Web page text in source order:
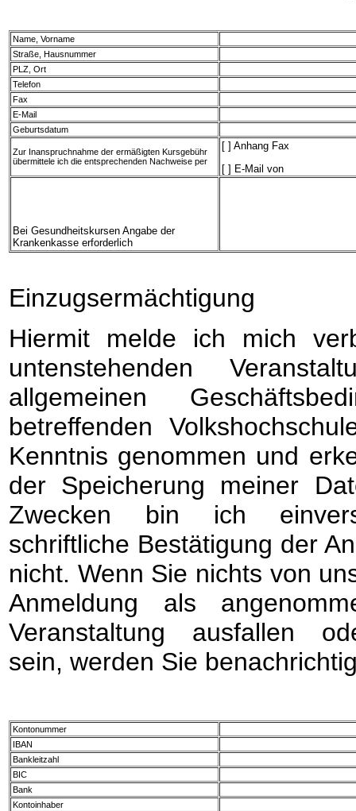
Name, Vorname
Straße, Hausnummer
PLZ, Ort
Telefon
Fax
E-Mail
Geburtsdatum
Zur Inanspruchnahme der ermäßigten Kursgebühr
übermittele ich die entsprechenden Nachweise per
[ ] Anhang Fax
[ ] E-Mail von
Bei Gesundheitskursen Angabe der
Krankenkasse erforderlich
Einzugsermächtigung
Hiermit melde ich mich
untenstehenden
allgemeinen
betreffenden
Kenntnis genommen und
der Speicherung meiner
Zwecken bin ich
schriftliche Bestätigung der
nicht. Wenn Sie nichts von
Anmeldung als
Veranstaltung ausfallen
sein, werden Sie
Kontonummer
IBAN
Bankleitzahl
BIC
Bank
Kontoinhaber